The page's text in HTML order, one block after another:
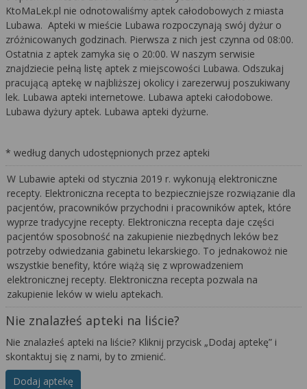
KtoMaLek.pl nie odnotowaliśmy aptek całodobowych z miasta
Lubawa. Apteki w mieście Lubawa rozpoczynają swój dyżur o
zróżnicowanych godzinach. Pierwsza z nich jest czynna od 08:00.
Ostatnia z aptek zamyka się o 20:00. W naszym serwisie
znajdziecie pełną listę aptek z miejscowości Lubawa. Odszukaj
pracującą aptekę w najbliższej okolicy i zarezerwuj poszukiwany
lek. Lubawa apteki internetowe. Lubawa apteki całodobowe.
Lubawa dyżury aptek. Lubawa apteki dyżurne.
* według danych udostępnionych przez apteki
W Lubawie apteki od stycznia 2019 r. wykonują elektroniczne
recepty. Elektroniczna recepta to bezpieczniejsze rozwiązanie dla
pacjentów, pracowników przychodni i pracowników aptek, które
wyprze tradycyjne recepty. Elektroniczna recepta daje części
pacjentów sposobność na zakupienie niezbędnych leków bez
potrzeby odwiedzania gabinetu lekarskiego. To jednakowoż nie
wszystkie benefity, które wiążą się z wprowadzeniem
elektronicznej recepty. Elektroniczna recepta pozwala na
zakupienie leków w wielu aptekach.
Nie znalazłeś apteki na liście?
Nie znalazłeś apteki na liście? Kliknij przycisk „Dodaj aptekę” i
skontaktuj się z nami, by to zmienić.
Dodaj aptekę